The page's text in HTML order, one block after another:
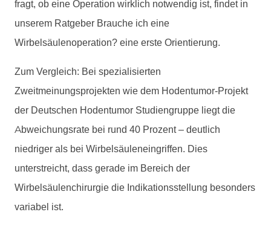
fragt, ob eine Operation wirklich notwendig ist, findet in
unserem Ratgeber Brauche ich eine
Wirbelsäulenoperation? eine erste Orientierung.
Zum Vergleich: Bei spezialisierten
Zweitmeinungsprojekten wie dem Hodentumor-Projekt
der Deutschen Hodentumor Studiengruppe liegt die
Abweichungsrate bei rund 40 Prozent – deutlich
niedriger als bei Wirbelsäuleneingriffen. Dies
unterstreicht, dass gerade im Bereich der
Wirbelsäulenchirurgie die Indikationsstellung besonders
variabel ist.